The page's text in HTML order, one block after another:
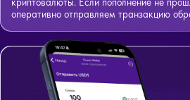
оперативно отправляем транзакцию